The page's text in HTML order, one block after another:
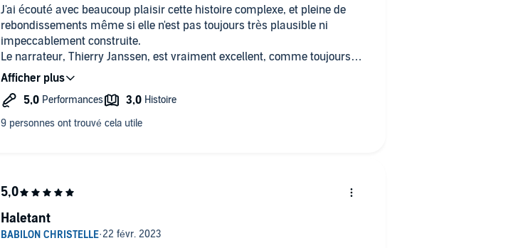
J'ai écouté avec beaucoup plaisir cette histoire complexe, et pleine de
rebondissements même si elle n'est pas toujours très plausible ni
impeccablement construite.
Le narrateur, Thierry Janssen, est vraiment excellent, comme toujours.
Je ne regrette donc pas mon achat mais je ne le mets pas en tête de
mon hit parade personnel.
Haletant